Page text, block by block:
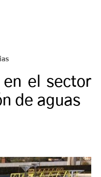
el sector
de aguas